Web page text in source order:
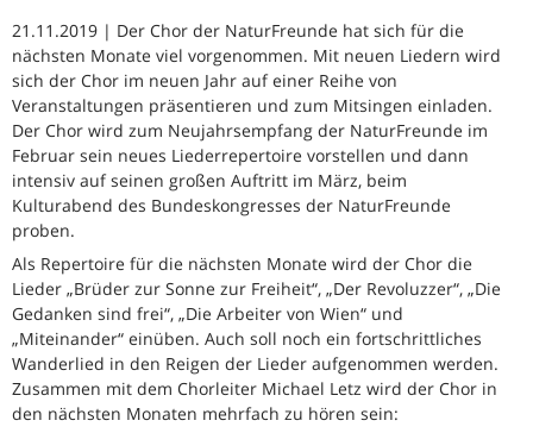
21.11.2019 | Der Chor der NaturFreunde hat sich für die
nächsten Monate viel vorgenommen. Mit neuen Liedern wird
sich der Chor im neuen Jahr auf einer Reihe von
Veranstaltungen präsentieren und zum Mitsingen einladen.
Der Chor wird zum Neujahrsempfang der NaturFreunde im
Februar sein neues Liederrepertoire vorstellen und dann
intensiv auf seinen großen Auftritt im März, beim
Kulturabend des Bundeskongresses der NaturFreunde
proben.
Als Repertoire für die nächsten Monate wird der Chor die
Lieder „Brüder zur Sonne zur Freiheit“, „Der Revoluzzer“, „Die
Gedanken sind frei“, „Die Arbeiter von Wien“ und
„Miteinander“ einüben. Auch soll noch ein fortschrittliches
Wanderlied in den Reigen der Lieder aufgenommen werden.
Zusammen mit dem Chorleiter Michael Letz wird der Chor in
den nächsten Monaten mehrfach zu hören sein: